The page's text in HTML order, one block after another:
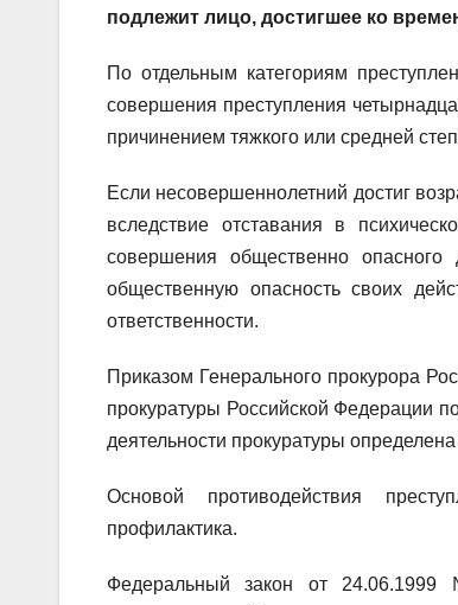
подлежит лицо, достигшее ко
По отдельным категориям
совершения преступления
причинением тяжкого или средней
Если несовершеннолетний достиг
вследствие отставания в
совершения общественно
общественную опасность своих
ответственности.
Приказом Генерального прокурора
прокуратуры Российской Федерации
деятельности прокуратуры
Основой противодействия
профилактика.
Федеральный закон от